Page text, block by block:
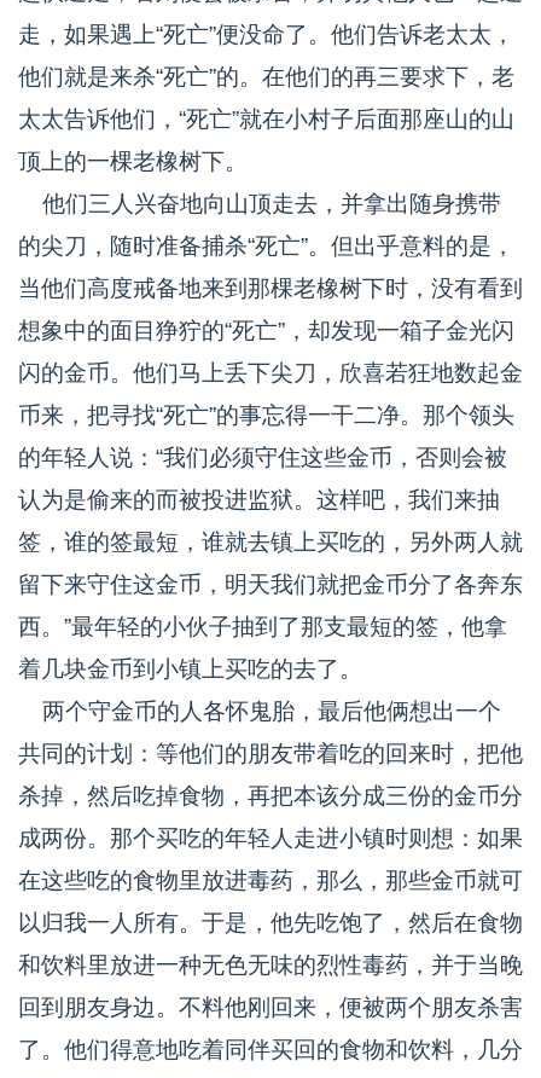
走，如果遇上“死亡”便没命了。他们告诉老太太，
他们就是来杀“死亡”的。在他们的再三要求下，老
太太告诉他们，“死亡”就在小村子后面那座山的山
顶上的一棵老橡树下。
他们三人兴奋地向山顶走去，并拿出随身携带
的尖刀，随时准备捕杀“死亡”。但出乎意料的是，
当他们高度戒备地来到那棵老橡树下时，没有看到
想象中的面目狰狞的“死亡”，却发现一箱子金光闪
闪的金币。他们马上丢下尖刀，欣喜若狂地数起金
币来，把寻找“死亡”的事忘得一干二净。那个领头
的年轻人说：“我们必须守住这些金币，否则会被
认为是偷来的而被投进监狱。这样吧，我们来抽
签，谁的签最短，谁就去镇上买吃的，另外两人就
留下来守住这金币，明天我们就把金币分了各奔东
西。”最年轻的小伙子抽到了那支最短的签，他拿
着几块金币到小镇上买吃的去了。
两个守金币的人各怀鬼胎，最后他俩想出一个
共同的计划：等他们的朋友带着吃的回来时，把他
杀掉，然后吃掉食物，再把本该分成三份的金币分
成两份。那个买吃的年轻人走进小镇时则想：如果
在这些吃的食物里放进毒药，那么，那些金币就可
以归我一人所有。于是，他先吃饱了，然后在食物
和饮料里放进一种无色无味的烈性毒药，并于当晚
回到朋友身边。不料他刚回来，便被两个朋友杀害
了。他们得意地吃着同伴买回的食物和饮料，几分